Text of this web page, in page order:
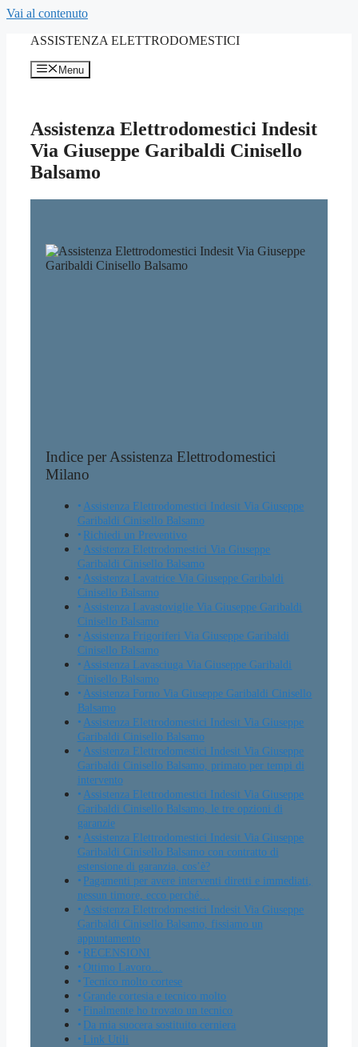
Vai al contenuto
ASSISTENZA ELETTRODOMESTICI
Menu
Assistenza Elettrodomestici Indesit
Via Giuseppe Garibaldi Cinisello
Balsamo
Indice per Assistenza Elettrodomestici
Milano
Assistenza Elettrodomestici Indesit Via Giuseppe
Garibaldi Cinisello Balsamo
Richiedi un Preventivo
Assistenza Elettrodomestici Via Giuseppe
Garibaldi Cinisello Balsamo
Assistenza Lavatrice Via Giuseppe Garibaldi
Cinisello Balsamo
Assistenza Lavastoviglie Via Giuseppe Garibaldi
Cinisello Balsamo
Assistenza Frigoriferi Via Giuseppe Garibaldi
Cinisello Balsamo
Assistenza Lavasciuga Via Giuseppe Garibaldi
Cinisello Balsamo
Assistenza Forno Via Giuseppe Garibaldi Cinisello
Balsamo
Assistenza Elettrodomestici Indesit Via Giuseppe
Garibaldi Cinisello Balsamo
Assistenza Elettrodomestici Indesit Via Giuseppe
Garibaldi Cinisello Balsamo, primato per tempi di
intervento
Assistenza Elettrodomestici Indesit Via Giuseppe
Garibaldi Cinisello Balsamo, le tre opzioni di
garanzie
Assistenza Elettrodomestici Indesit Via Giuseppe
Garibaldi Cinisello Balsamo con contratto di
estensione di garanzia, cos’è?
Pagamenti per avere interventi diretti e immediati,
nessun timore, ecco perché…
Assistenza Elettrodomestici Indesit Via Giuseppe
Garibaldi Cinisello Balsamo, fissiamo un
appuntamento
RECENSIONI
Ottimo Lavoro…
Tecnico molto cortese
Grande cortesia e tecnico molto
Finalmente ho trovato un tecnico
Da mia suocera sostituito cerniera
Link Utili